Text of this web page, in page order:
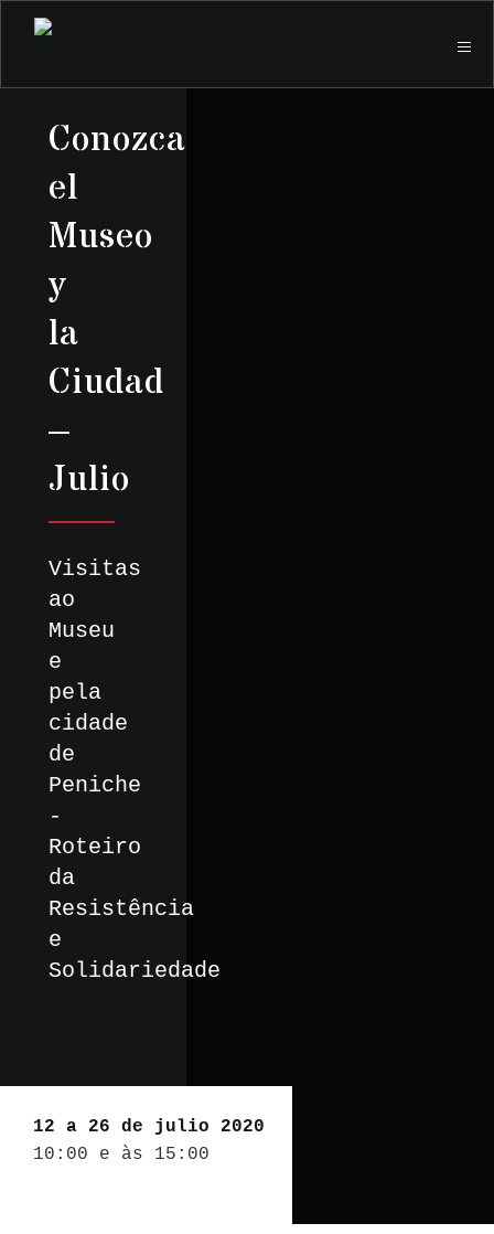
Conozca
el
Museo
y
la
Ciudad
–
Julio
Visitas
ao
Museu
e
pela
cidade
de
Peniche
-
Roteiro
da
Resistência
e
Solidariedade
12 a 26 de julio 2020
10:00 e às 15:00